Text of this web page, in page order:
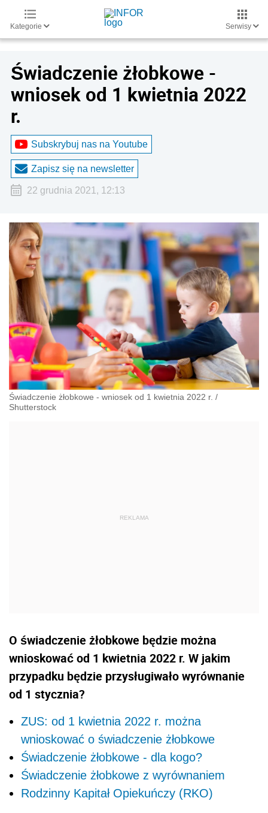
Kategorie Serwisy
Świadczenie żłobkowe -
wniosek od 1 kwietnia 2022
r.
Subskrybuj nas na Youtube
Zapisz się na newsletter
22 grudnia 2021, 12:13
Świadczenie żłobkowe - wniosek od 1 kwietnia 2022 r. /
Shutterstock
O świadczenie żłobkowe będzie można
wnioskować od 1 kwietnia 2022 r. W jakim
przypadku będzie przysługiwało wyrównanie
od 1 stycznia?
ZUS: od 1 kwietnia 2022 r. można
wnioskować o świadczenie żłobkowe
Świadczenie żłobkowe - dla kogo?
Świadczenie żłobkowe z wyrównaniem
Rodzinny Kapitał Opiekuńczy (RKO)